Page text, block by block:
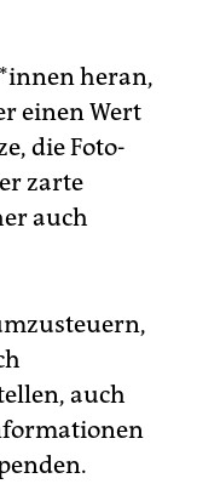
heran,
einen Wert
die Fo­to­
zarte
auch
auch